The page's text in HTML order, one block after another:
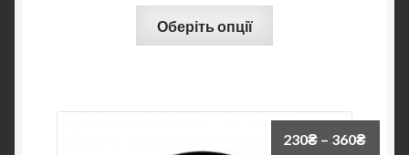
Оберіть опції
230₴ – 360₴